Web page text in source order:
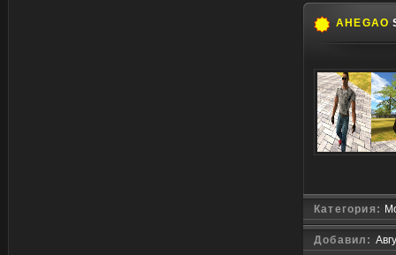
AHEGAO
Категория:
Добавил: